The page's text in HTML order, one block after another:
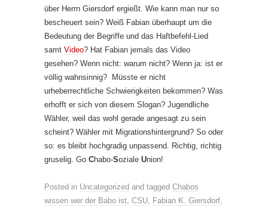
über Herrn Giersdorf ergießt. Wie kann man nur so
bescheuert sein? Weiß Fabian überhaupt um die
Bedeutung der Begriffe und das Haftbefehl-Lied
samt Video? Hat Fabian jemals das Video
gesehen? Wenn nicht: warum nicht? Wenn ja: ist er
völlig wahnsinnig? Müsste er nicht
urheberrechtliche Schwierigkeiten bekommen? Was
erhofft er sich von diesem Slogan? Jugendliche
Wähler, weil das wohl gerade angesagt zu sein
scheint? Wähler mit Migrationshintergrund? So oder
so: es bleibt hochgradig unpassend. Richtig, richtig
gruselig. Go Chabo-Soziale Union!
Posted in Uncategorized and tagged Chabos
wissen wer der Babo ist, CSU, Fabian K. Giersdorf,